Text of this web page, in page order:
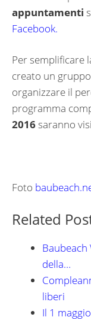
appuntamenti
Facebook.
Per semplificare
creato un
organizzare il
programma
2016saranno
Foto
Related
Baubeach
della…
liberi
Il 1